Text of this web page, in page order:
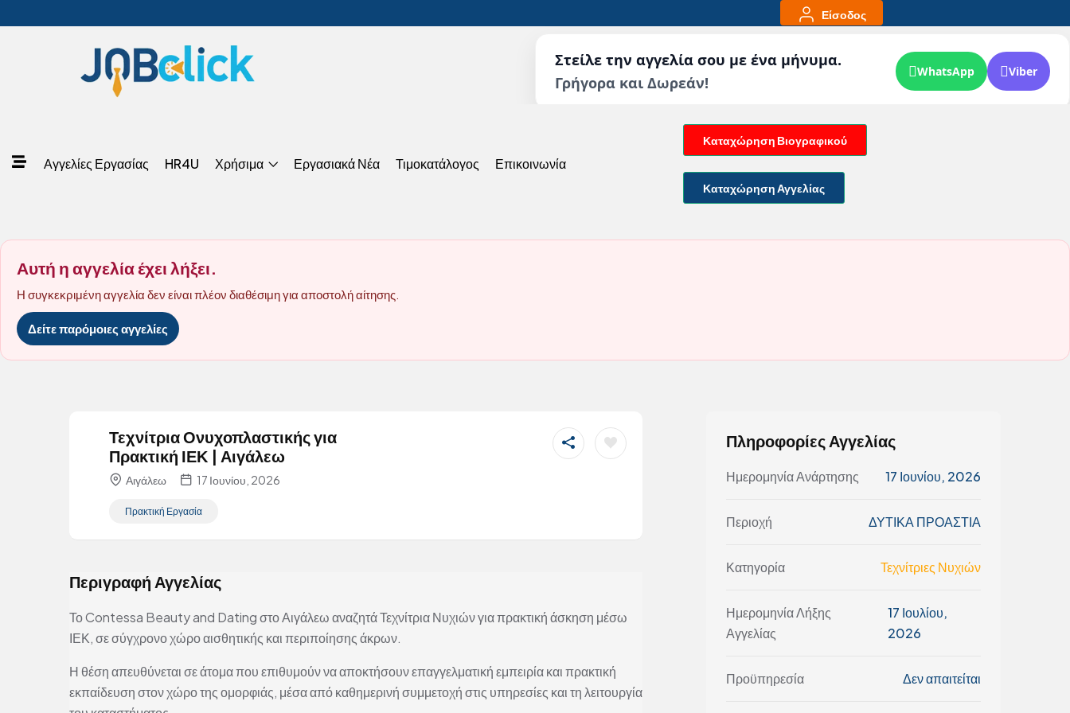
Είσοδος
Στείλε την αγγελία σου με ένα μήνυμα.
Γρήγορα και Δωρεάν!
WhatsApp Viber
Αγγελίες Εργασίας HR4U Χρήσιμα Εργασιακά Νέα Τιμοκατάλογος Επικοινωνία
Καταχώρηση Βιογραφικού
Καταχώρηση Αγγελίας
Αυτή η αγγελία έχει λήξει.
Η συγκεκριμένη αγγελία δεν είναι πλέον διαθέσιμη για αποστολή αίτησης.
Δείτε παρόμοιες αγγελίες
Τεχνίτρια Ονυχοπλαστικής για
Πρακτική ΙΕΚ | Αιγάλεω
Αιγάλεω 17 Ιουνίου, 2026
Πρακτική Εργασία
Περιγραφή Αγγελίας
Το Contessa Beauty and Dating στο Αιγάλεω αναζητά Τεχνίτρια Νυχιών για πρακτική άσκηση μέσω
ΙΕΚ, σε σύγχρονο χώρο αισθητικής και περιποίησης άκρων.
Η θέση απευθύνεται σε άτομα που επιθυμούν να αποκτήσουν επαγγελματική εμπειρία και πρακτική
εκπαίδευση στον χώρο της ομορφιάς, μέσα από καθημερινή συμμετοχή στις υπηρεσίες και τη λειτουργία
Πληροφορίες Αγγελίας
Ημερομηνία Ανάρτησης 17 Ιουνίου, 2026
Περιοχή ΔΥΤΙΚΑ ΠΡΟΑΣΤΙΑ
Κατηγορία Τεχνίτριες Νυχιών
Ημερομηνία Λήξης
Αγγελίας
17 Ιουλίου,
2026
Προϋπηρεσία Δεν απαιτείται